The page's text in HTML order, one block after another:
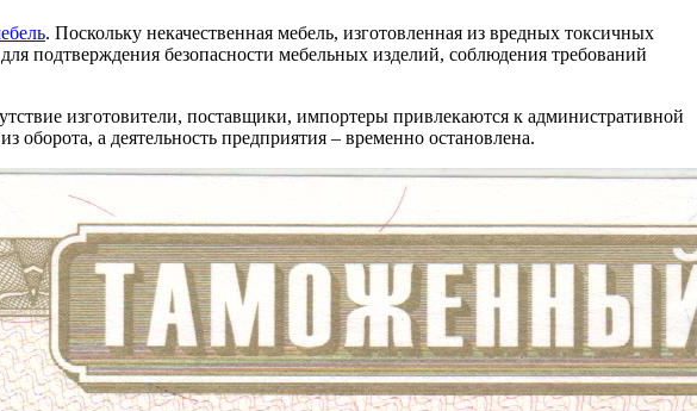
. Поскольку некачественная мебель, изготовленная из вредных токсичных
подтверждения безопасности мебельных изделий, соблюдения требований
изготовители, поставщики, импортеры привлекаются к административной
а деятельность предприятия – временно остановлена.